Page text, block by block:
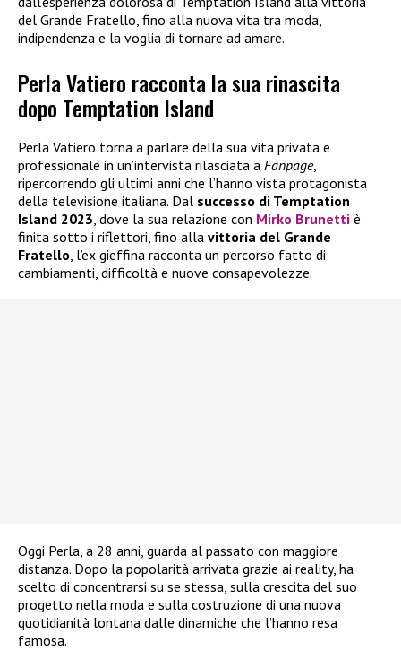
del Grande Fratello, fino alla nuova vita tra moda,
indipendenza e la voglia di tornare ad amare.
Perla Vatiero racconta la sua rinascita
dopo Temptation Island
Perla Vatiero torna a parlare della sua vita privata e
professionale in un’intervista rilasciata a Fanpage,
ripercorrendo gli ultimi anni che l’hanno vista protagonista
della televisione italiana. Dal successo di Temptation
Island 2023, dove la sua relazione con Mirko Brunetti è
finita sotto i riflettori, fino alla vittoria del Grande
Fratello, l’ex gieffina racconta un percorso fatto di
cambiamenti, difficoltà e nuove consapevolezze.
Oggi Perla, a 28 anni, guarda al passato con maggiore
distanza. Dopo la popolarità arrivata grazie ai reality, ha
scelto di concentrarsi su se stessa, sulla crescita del suo
progetto nella moda e sulla costruzione di una nuova
quotidianità lontana dalle dinamiche che l’hanno resa
famosa.